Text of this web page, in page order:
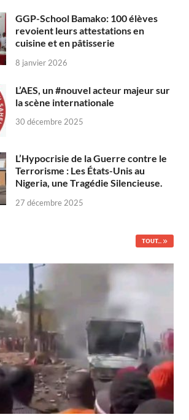
GGP-School Bamako: 100 élèves
revoient leurs attestations en
cuisine et en pâtisserie
8 janvier 2026
L’AES, un #nouvel acteur majeur sur
la scène internationale
30 décembre 2025
L’Hypocrisie de la Guerre contre le
Terrorisme : Les États-Unis au
Nigeria, une Tragédie Silencieuse.
27 décembre 2025
TOUT...